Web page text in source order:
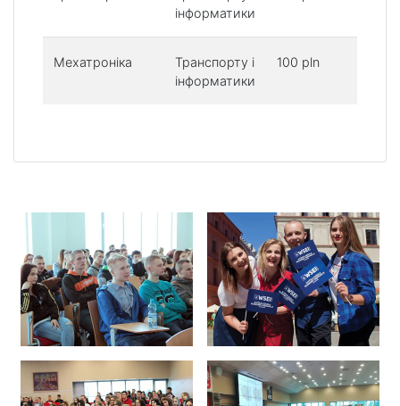
інформатики
Мехатроніка
Транспорту і
інформатики
100 pln